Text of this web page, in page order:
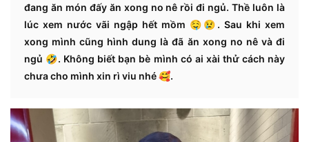
đang ăn món đấy ăn xong no nê rồi đi ngủ. Thề luôn là
lúc xem nước vãi ngập hết mồm 🤤😢. Sau khi xem
xong mình cũng hình dung là đã ăn xong no nê và đi
ngủ 🤣. Không biết bạn bè mình có ai xài thử cách này
chưa cho mình xin rì viu nhé 🥰.